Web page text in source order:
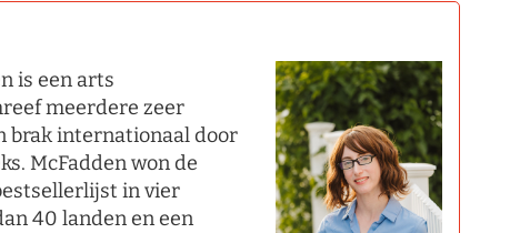
is een arts
meerdere zeer
brak internationaal door
McFadden won de
in vier
40 landen en een